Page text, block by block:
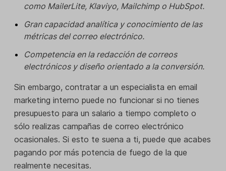
como MailerLite, Klaviyo, Mailchimp o HubSpot.
Gran capacidad analítica y conocimiento de las
métricas del correo electrónico.
Competencia en la redacción de correos
electrónicos y diseño orientado a la conversión.
Sin embargo, contratar a un especialista en email
marketing interno puede no funcionar si no tienes
presupuesto para un salario a tiempo completo o
sólo realizas campañas de correo electrónico
ocasionales. Si esto te suena a ti, puede que acabes
pagando por más potencia de fuego de la que
realmente necesitas.